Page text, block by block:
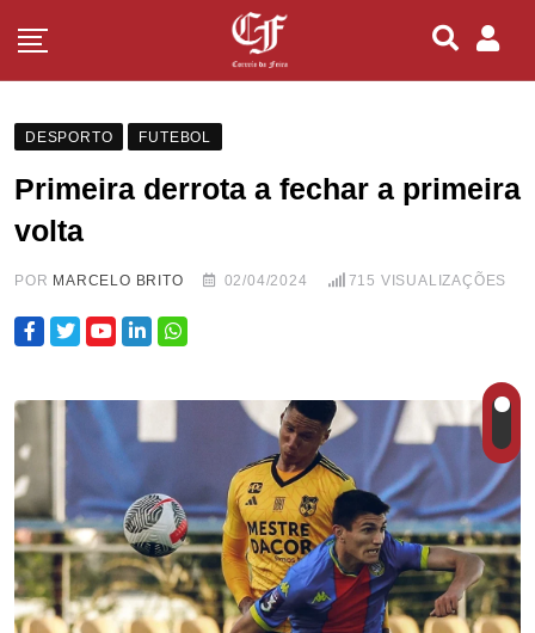
DESPORTO FUTEBOL
Primeira derrota a fechar a primeira
volta
POR MARCELO BRITO 02/04/2024 715 VISUALIZAÇÕES